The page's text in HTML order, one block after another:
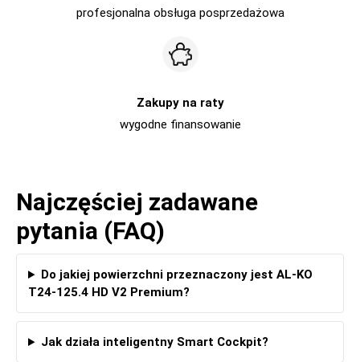
profesjonalna obsługa posprzedażowa
Zakupy na raty
wygodne finansowanie
Najczęściej zadawane
pytania (FAQ)
Do jakiej powierzchni przeznaczony jest AL-KO
T24-125.4 HD V2 Premium?
Jak działa inteligentny Smart Cockpit?